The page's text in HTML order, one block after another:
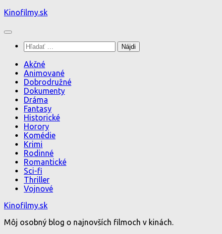
Preskočiť
obsah
Kinofilmy.sk
Hľadať:
Akčné
Animované
Dobrodružné
Dokumenty
Dráma
Fantasy
Historické
Horory
Komédie
Krimi
Rodinné
Romantické
Sci-fi
Thriller
Vojnové
Kinofilmy.sk
Môj osobný blog o najnovších filmoch v kinách.